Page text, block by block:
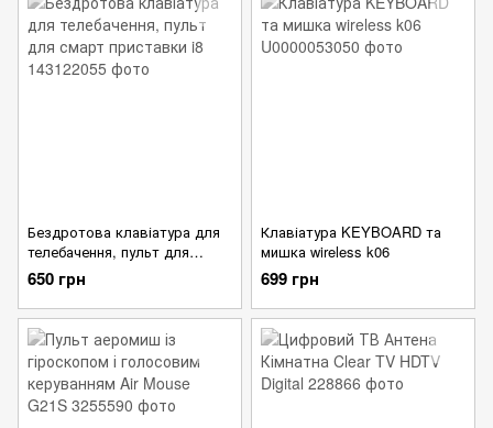
Бездротова клавіатура для
телебачення, пульт для
смарт приставки i8
650 грн
Клавіатура KEYBOARD та
мишка wireless k06
699 грн